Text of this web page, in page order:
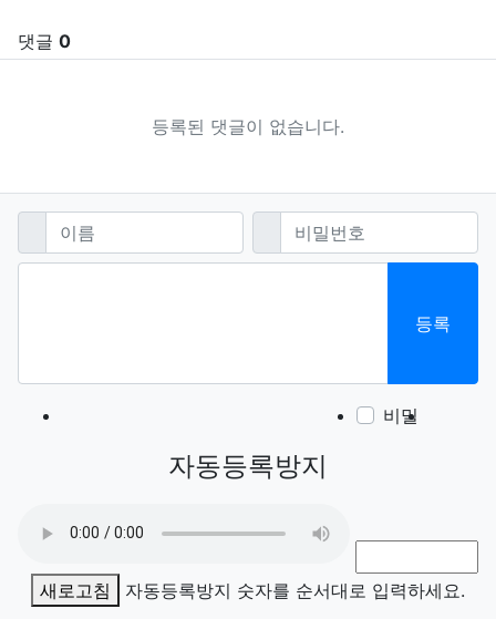
댓글 0
등록된 댓글이 없습니다.
댓글쓰기
필수 비밀번호필수
등록
비밀
자동등록방지
새로고침 자동등록방지 숫자를 순서대로 입력하세요.